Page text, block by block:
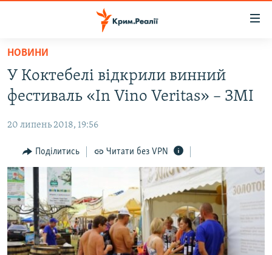
Перейти
основного
матеріалу
Перейти
до
навігації
Перейти
до
пошуку
ВОДА.КРИМ
ВІДЕО ТА ФОТО
ПОЛІТИКА
БЛОГИ
ПОГЛЯД
ІНТЕРВ'Ю
ВСЕ ЗА ДЕНЬ
СПЕЦПРОЕКТИ
НОВИНИ
У Коктебелі відкрили винний
фестиваль «In Vino Veritas» – ЗМІ
20 липень 2018, 19:56
Поділитись Читати без VPN